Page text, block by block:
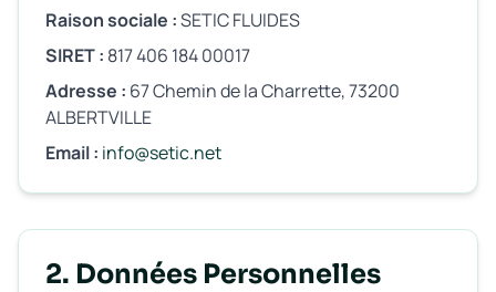
Raison sociale :SETIC FLUIDES
SIRET : 817 406 184 00017
Adresse : 67 Chemin de la Charrette, 73200
ALBERTVILLE
Email : info@setic.net
2. Données Personnelles